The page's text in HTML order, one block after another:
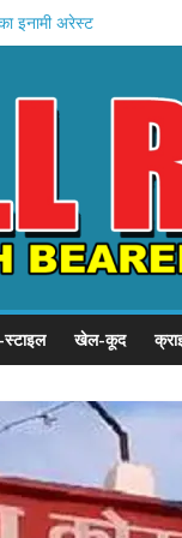
हजार करोड़
इनामी अरेस्ट
की शुरुआत
दौरा
खेल-कूद